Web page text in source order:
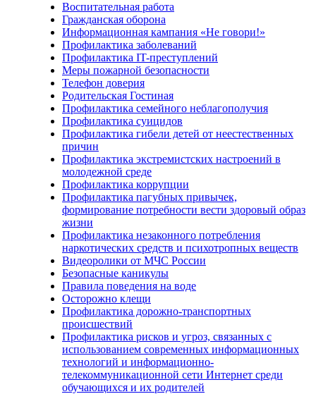
Воспитательная работа
Гражданская оборона
Информационная кампания «Не говори!»
Профилактика заболеваний
Профилактика IT-преступлений
Меры пожарной безопасности
Телефон доверия
Родительская Гостиная
Профилактика семейного неблагополучия
Профилактика суицидов
Профилактика гибели детей от неестественных
причин
Профилактика экстремистских настроений в
молодежной среде
Профилактика коррупции
Профилактика пагубных привычек,
формирование потребности вести здоровый образ
жизни
Профилактика незаконного потребления
наркотических средств и психотропных веществ
Видеоролики от МЧС России
Безопасные каникулы
Правила поведения на воде
Осторожно клещи
Профилактика дорожно-транспортных
происшествий
Профилактика рисков и угроз, связанных с
использованием современных информационных
технологий и информационно-
телекоммуникационной сети Интернет среди
обучающихся и их родителей